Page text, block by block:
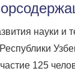
науки и
125